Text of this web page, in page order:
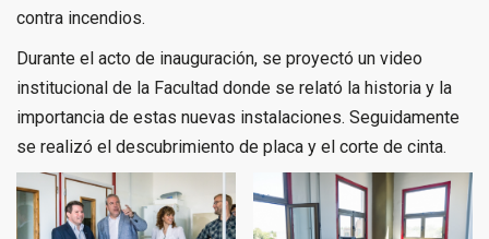
contra incendios.
Durante el acto de inauguración, se proyectó un video
institucional de la Facultad donde se relató la historia y la
importancia de estas nuevas instalaciones. Seguidamente
se realizó el descubrimiento de placa y el corte de cinta.